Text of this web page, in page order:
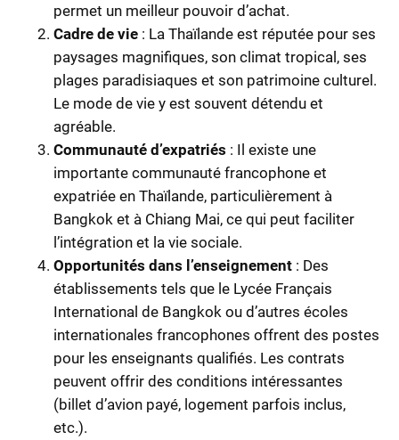
permet un meilleur pouvoir d’achat.
Cadre de vie : La Thaïlande est réputée pour ses
paysages magnifiques, son climat tropical, ses
plages paradisiaques et son patrimoine culturel.
Le mode de vie y est souvent détendu et
agréable.
Communauté d’expatriés : Il existe une
importante communauté francophone et
expatriée en Thaïlande, particulièrement à
Bangkok et à Chiang Mai, ce qui peut faciliter
l’intégration et la vie sociale.
Opportunités dans l’enseignement : Des
établissements tels que le Lycée Français
International de Bangkok ou d’autres écoles
internationales francophones offrent des postes
pour les enseignants qualifiés. Les contrats
peuvent offrir des conditions intéressantes
(billet d’avion payé, logement parfois inclus,
etc.).